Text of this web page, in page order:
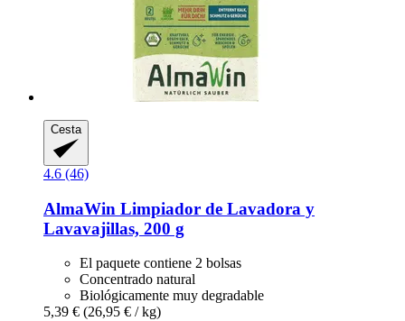
Cesta
4.6 (46)
AlmaWin Limpiador de Lavadora y
Lavavajillas, 200 g
El paquete contiene 2 bolsas
Concentrado natural
Biológicamente muy degradable
5,39 € (26,95 € / kg)